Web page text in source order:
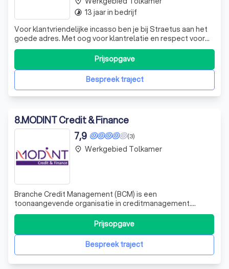
Voor klantvriendelijke incasso ben je bij Straetus aan het
goede adres. Met oog voor klantrelatie en respect voor
uw klant gaan wij voor u aan de slag! Persoonlijk,
transparant en ondernemend!
Bespreek traject
Prijsopgave
timelapse 13 jaar in bedrijf
8.MODINT Credit & Finance
(3)
7,9
Branche Credit Management (BCM) is een
toonaangevende organisatie in creditmanagement.
Vanuit onze hoofdkantoren in Arnhem en Duitsland,
onderscheiden we ons door onze expertise in financiële
vraagstukken. We bieden een breed scala aan diensten,
waaronder hulp bij kredietverzekeringen, debiteurenbeh
Bespreek traject
Prijsopgave
place Werkgebied Tolkamer